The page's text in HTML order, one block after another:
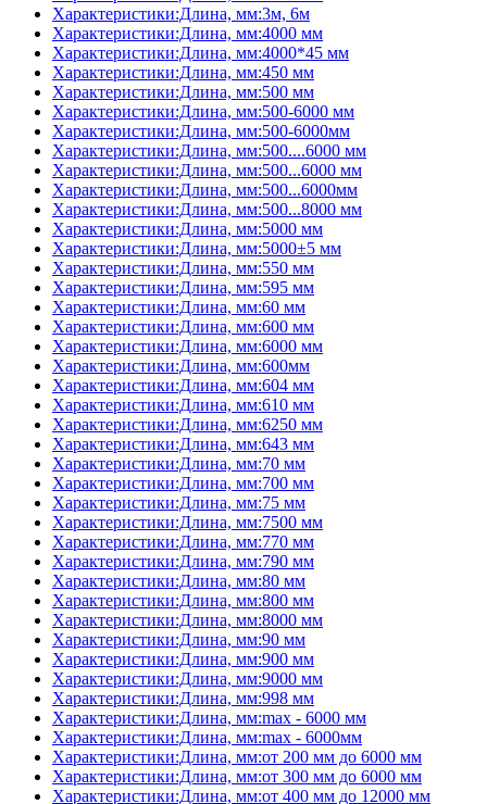
Характеристики:Длина, мм:3м, 6м
Характеристики:Длина, мм:4000 мм
Характеристики:Длина, мм:4000*45 мм
Характеристики:Длина, мм:450 мм
Характеристики:Длина, мм:500 мм
Характеристики:Длина, мм:500-6000 мм
Характеристики:Длина, мм:500-6000мм
Характеристики:Длина, мм:500....6000 мм
Характеристики:Длина, мм:500...6000 мм
Характеристики:Длина, мм:500...6000мм
Характеристики:Длина, мм:500...8000 мм
Характеристики:Длина, мм:5000 мм
Характеристики:Длина, мм:5000±5 мм
Характеристики:Длина, мм:550 мм
Характеристики:Длина, мм:595 мм
Характеристики:Длина, мм:60 мм
Характеристики:Длина, мм:600 мм
Характеристики:Длина, мм:6000 мм
Характеристики:Длина, мм:600мм
Характеристики:Длина, мм:604 мм
Характеристики:Длина, мм:610 мм
Характеристики:Длина, мм:6250 мм
Характеристики:Длина, мм:643 мм
Характеристики:Длина, мм:70 мм
Характеристики:Длина, мм:700 мм
Характеристики:Длина, мм:75 мм
Характеристики:Длина, мм:7500 мм
Характеристики:Длина, мм:770 мм
Характеристики:Длина, мм:790 мм
Характеристики:Длина, мм:80 мм
Характеристики:Длина, мм:800 мм
Характеристики:Длина, мм:8000 мм
Характеристики:Длина, мм:90 мм
Характеристики:Длина, мм:900 мм
Характеристики:Длина, мм:9000 мм
Характеристики:Длина, мм:998 мм
Характеристики:Длина, мм:max - 6000 мм
Характеристики:Длина, мм:max - 6000мм
Характеристики:Длина, мм:от 200 мм до 6000 мм
Характеристики:Длина, мм:от 300 мм до 6000 мм
Характеристики:Длина, мм:от 400 мм до 12000 мм